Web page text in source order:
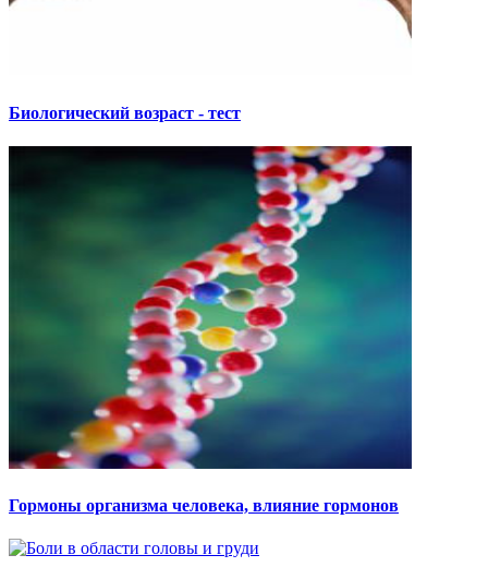
Биологический возраст - тест
Гормоны организма человека, влияние гормонов